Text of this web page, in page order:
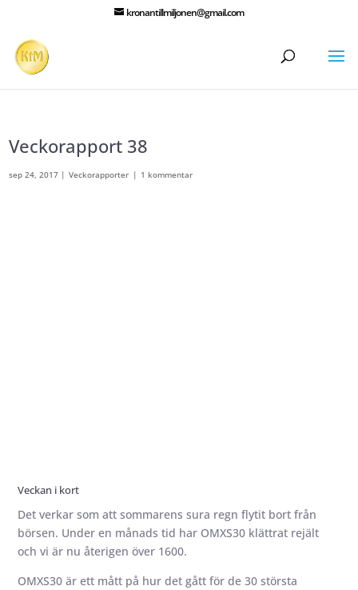
kronantillmiljonen@gmail.com
Veckorapport 38
sep 24, 2017 | Veckorapporter | 1 kommentar
Veckan i kort
Det verkar som att sommarens sura regn flytit bort från
börsen. Under en månads tid har OMXS30 klättrat rejält
och vi är nu återigen över 1600.
OMXS30 är ett mått på hur det gått för de 30 största